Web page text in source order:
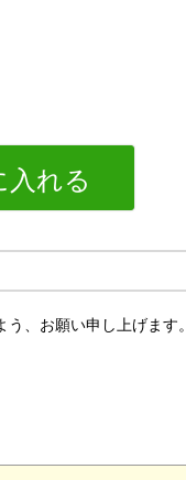
入れる
、お願い申し上げます。